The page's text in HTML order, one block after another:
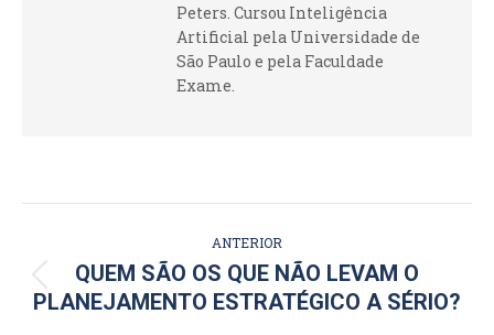
Peters. Cursou Inteligência
Artificial pela Universidade de
São Paulo e pela Faculdade
Exame.
DE
POST:
ANTERIOR
Post
anterior:
QUEM SÃO OS QUE NÃO LEVAM O
PLANEJAMENTO ESTRATÉGICO A SÉRIO?